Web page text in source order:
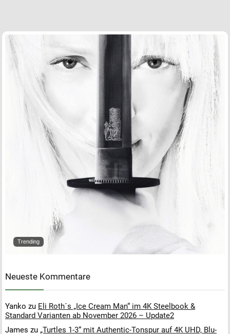
Trending
Neueste Kommentare
Yanko zu Eli Roth´s „Ice Cream Man“ im 4K Steelbook &
Standard Varianten ab November 2026 – Update2
James zu „Turtles 1-3“ mit Authentic-Tonspur auf 4K UHD, Blu-